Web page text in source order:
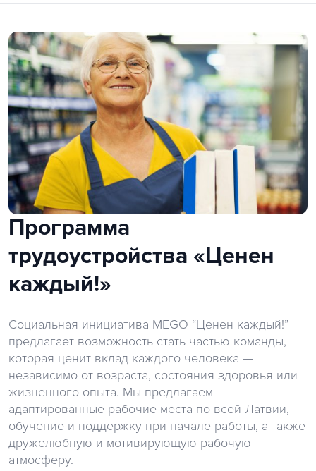
Программа
трудоустройства «Ценен
каждый!»
Социальная инициатива MEGO “Ценен каждый!”
предлагает возможность стать частью команды,
которая ценит вклад каждого человека —
независимо от возраста, состояния здоровья или
жизненного опыта. Мы предлагаем
адаптированные рабочие места по всей Латвии,
обучение и поддержку при начале работы, а также
дружелюбную и мотивирующую рабочую
атмосферу.